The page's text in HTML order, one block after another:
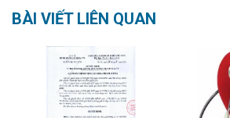
BÀI VIẾT LIÊN QUAN